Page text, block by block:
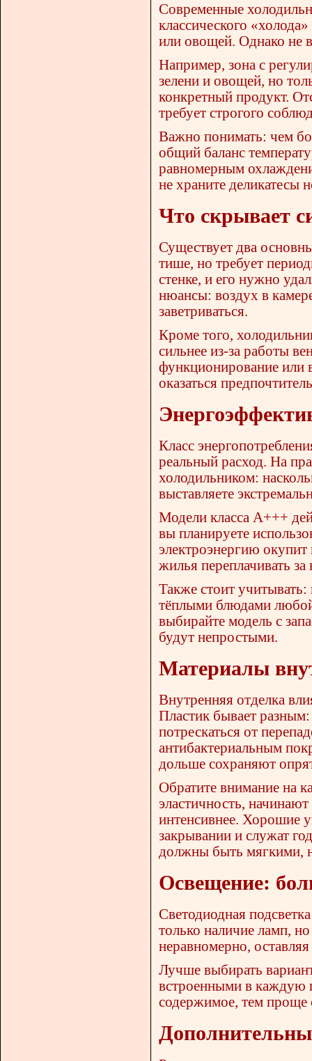
Современные
классического
или овощей. Однако не
Например, зона с
зелени и овощей, но
конкретный продукт.
требует строгого
Важно понимать: чем
общий баланс
равномерным
не храните деликатесы
Что скрывает
Существует два
тише, но требует
стенке, и его нужно
нюансы: воздух в
заветриваться.
Кроме того,
сильнее из-за работы
функционирование или
оказаться
Класс
реальный расход. На
холодильником:
выставляете
Модели класса A+++
вы планируете
электроэнергию
жилья переплачивать
Также стоит
тёплыми блюдами
выбирайте модель с
будут непростыми.
Материалы
Внутренняя отделка
Пластик бывает
потрескаться от
антибактериальным
дольше сохраняют
Обратите внимание на
эластичность,
интенсивнее. Хорошие
закрывании и служат
должны быть мягкими,
Освещение:
Светодиодная
только наличие ламп,
неравномерно,
Лучше выбирать
встроенными в каждую
содержимое, тем проще